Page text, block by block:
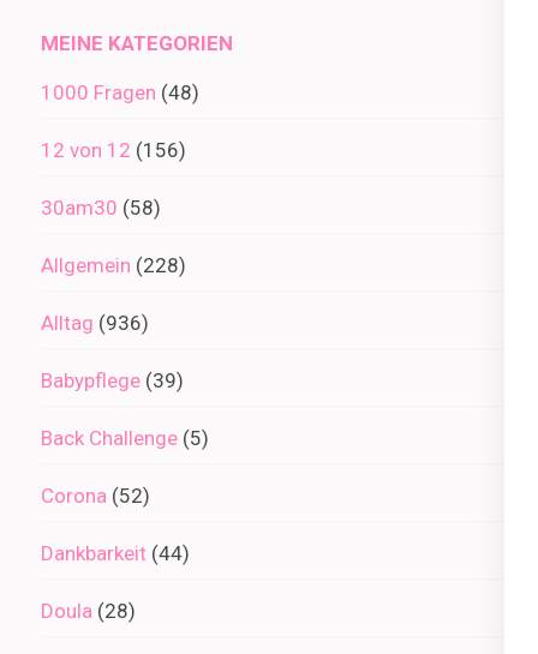
MEINE KATEGORIEN
1000 Fragen (48)
12 von 12 (156)
30am30 (58)
Allgemein (228)
Alltag (936)
Babypflege (39)
Back Challenge (5)
Corona (52)
Dankbarkeit (44)
Doula (28)